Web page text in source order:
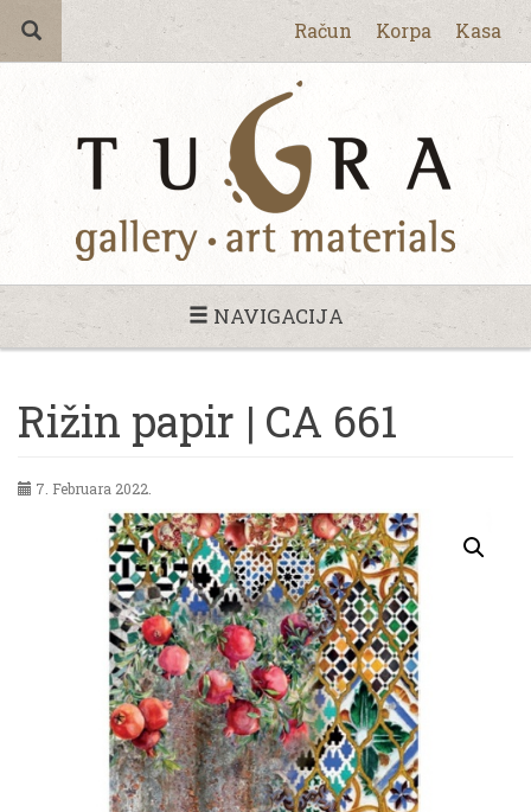
Račun Korpa Kasa
NAVIGACIJA
Rižin papir | CA 661
7. Februara 2022.